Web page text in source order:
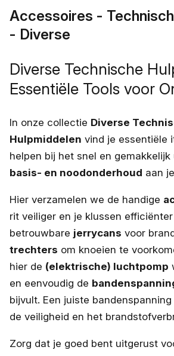
Accessoires -
- Diverse
Diverse Technische
Essentiële Tools voor
In onze collectie Diverse
Hulpmiddelen vind je essentiële
helpen bij het snel en gemakkelijk
basis- en noodonderhoud aan
Hier verzamelen we de handige
rit veiliger en je klussen
betrouwbare jerrycans voor
trechters om knoeien te
hier de (elektrische) luchtpomp
en eenvoudig de
bijvult. Een juiste
de veiligheid en het
Zorg dat je goed bent uitgerust